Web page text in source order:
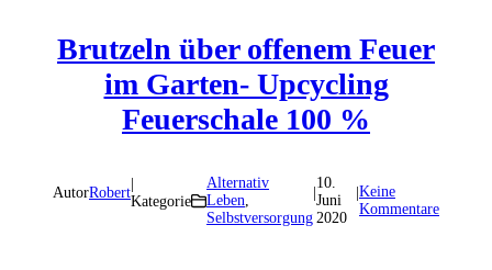
Brutzeln über offenem Feuer
im Garten- Upcycling
Feuerschale 100 %
AutorRobert
|
Kategorie
Alternativ
Leben
Selbstversorgung
|
10.
Juni
2020
|Keine
Kommentare